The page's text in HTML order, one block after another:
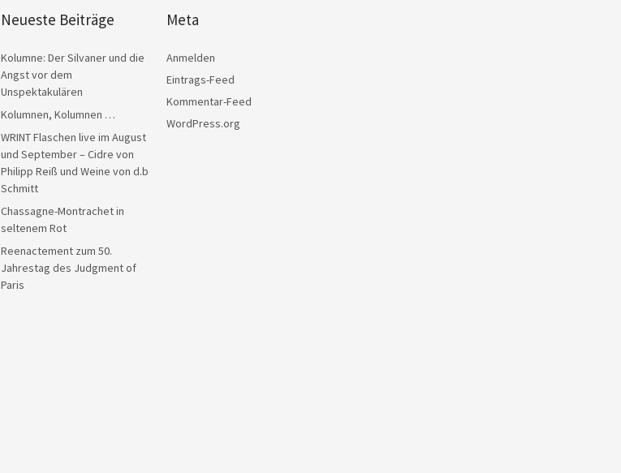
Neueste Beiträge
Kolumne: Der Silvaner und die
Angst vor dem
Unspektakulären
Kolumnen, Kolumnen …
WRINT Flaschen live im August
und September – Cidre von
Philipp Reiß und Weine von d.b
Schmitt
Chassagne-Montrachet in
seltenem Rot
Reenactement zum 50.
Jahrestag des Judgment of
Paris
Meta
Anmelden
Eintrags-Feed
Kommentar-Feed
WordPress.org